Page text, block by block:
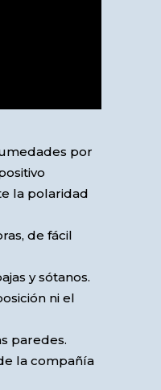
por
la polaridad
de fácil
y sótanos.
ni el
paredes.
la compañía